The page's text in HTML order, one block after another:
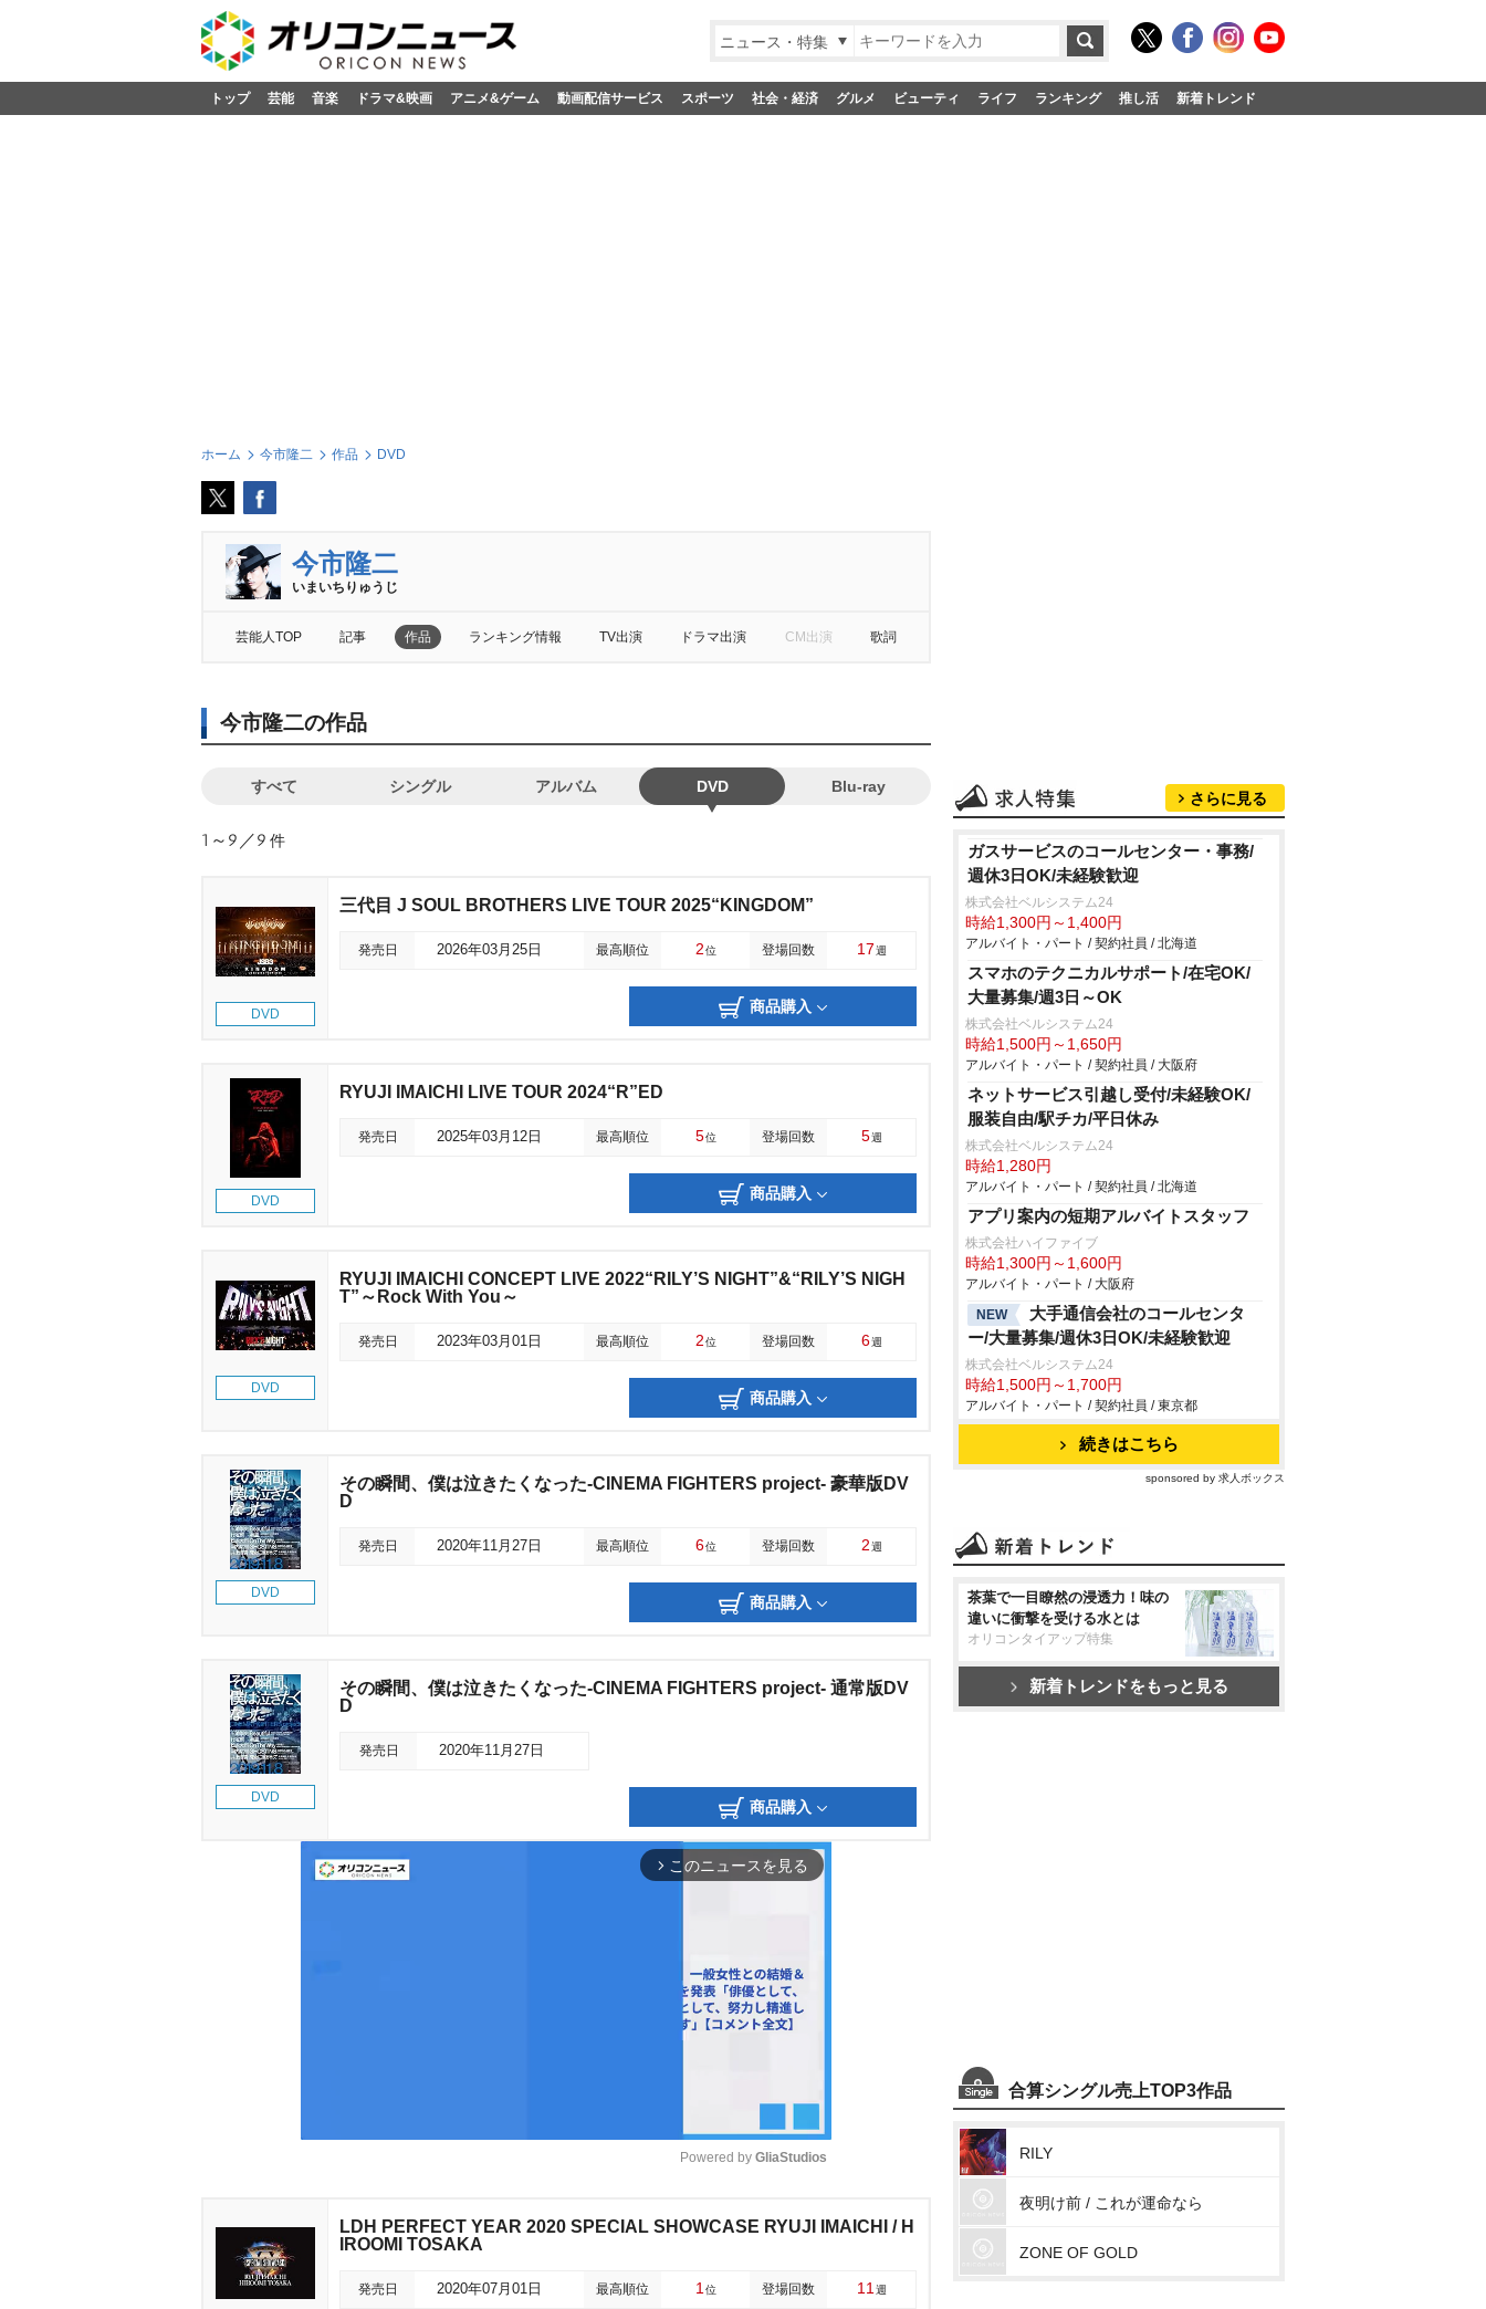
ニュース・特集
トップ 芸能 音楽 ドラマ&映画 アニメ&ゲーム 動画配信サービス スポーツ 社会・経済 グルメ ビューティ ライフ ランキング 推し活 新着トレンド
ホーム 今市隆二 作品 DVD
今市隆二
いまいちりゅうじ
芸能人TOP 記事 作品 ランキング情報 TV出演 ドラマ出演 CM出演 歌詞
今市隆二の作品
すべて シングル アルバム DVD Blu-ray
1～9／9 件
DVD
三代目 J SOUL BROTHERS LIVE TOUR 2025“KINGDOM”
発売日 2026年03月25日 最高順位 2位 登場回数 17週
商品購入
DVD
RYUJI IMAICHI LIVE TOUR 2024“R”ED
発売日 2025年03月12日 最高順位 5位 登場回数 5週
商品購入
DVD
RYUJI IMAICHI CONCEPT LIVE 2022“RILY’S NIGHT”&“RILY’S NIGH
T”～Rock With You～
発売日 2023年03月01日 最高順位 2位 登場回数 6週
商品購入
DVD
その瞬間、僕は泣きたくなった-CINEMA FIGHTERS project- 豪華版DV
D
発売日 2020年11月27日 最高順位 6位 登場回数 2週
商品購入
DVD
その瞬間、僕は泣きたくなった-CINEMA FIGHTERS project- 通常版DV
D
発売日 2020年11月27日
商品購入
arrow_forward_ios このニュースを見る
M
Powered by GliaStudios
LDH PERFECT YEAR 2020 SPECIAL SHOWCASE RYUJI IMAICHI / H
IROOMI TOSAKA
発売日 2020年07月01日 最高順位 1 位 登場回数 11 週
さらに見る
ガスサービスのコールセンター・事務/
週休3日OK/未経験歓迎
株式会社ベルシステム24
時給1,300円～1,400円
アルバイト・パート / 契約社員 / 北海道
スマホのテクニカルサポート/在宅OK/
大量募集/週3日～OK
株式会社ベルシステム24
時給1,500円～1,650円
アルバイト・パート / 契約社員 / 大阪府
ネットサービス引越し受付/未経験OK/
服装自由/駅チカ/平日休み
株式会社ベルシステム24
時給1,280円
アルバイト・パート / 契約社員 / 北海道
アプリ案内の短期アルバイトスタッフ
株式会社ハイファイブ
時給1,300円～1,600円
アルバイト・パート / 大阪府
NEW
大手通信会社のコールセンタ
ー/大量募集/週休3日OK/未経験歓迎
株式会社ベルシステム24
時給1,500円～1,700円
アルバイト・パート / 契約社員 / 東京都
続きはこちら
sponsored by 求人ボックス
茶葉で一目瞭然の浸透力！味の
違いに衝撃を受ける水とは
オリコンタイアップ特集
新着トレンドをもっと見る
合算シングル売上TOP3作品
RILY
夜明け前 / これが運命なら
ZONE OF GOLD